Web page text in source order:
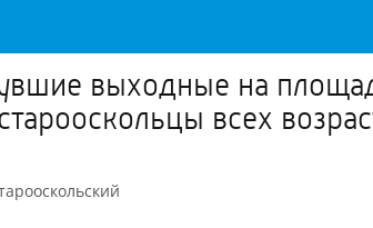
выходные на
всех